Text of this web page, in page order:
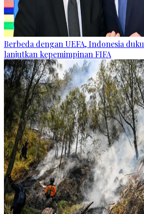
Berbeda dengan UEFA, Indonesia
lanjutkan kepemimpinan FIFA